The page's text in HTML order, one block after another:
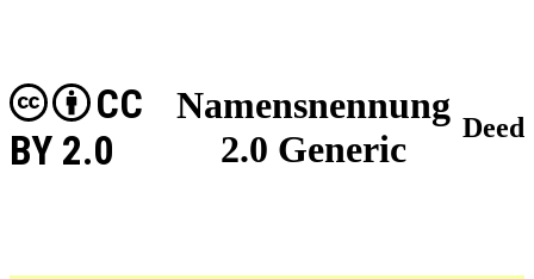
Namensnennung
2.0 Generic
CC
BY 2.0
Deed